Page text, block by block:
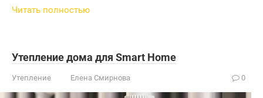
Читать полностью
Утепление дома для Smart Home
Утепление Елена Смирнова 0